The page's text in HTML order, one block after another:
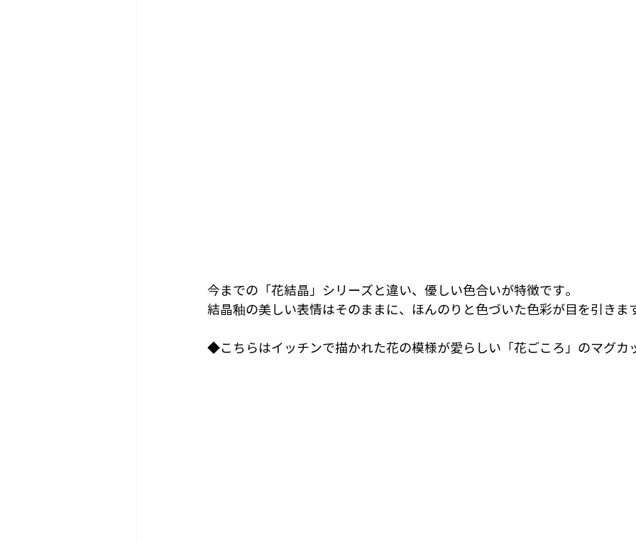
今までの「花結晶」シリーズと違い、優しい色合いが特徴です。
結晶釉の美しい表情はそのままに、ほんのりと色づいた色彩が目を引きま
◆こちらはイッチンで描かれた花の模様が愛らしい「花ごころ」のマグカ